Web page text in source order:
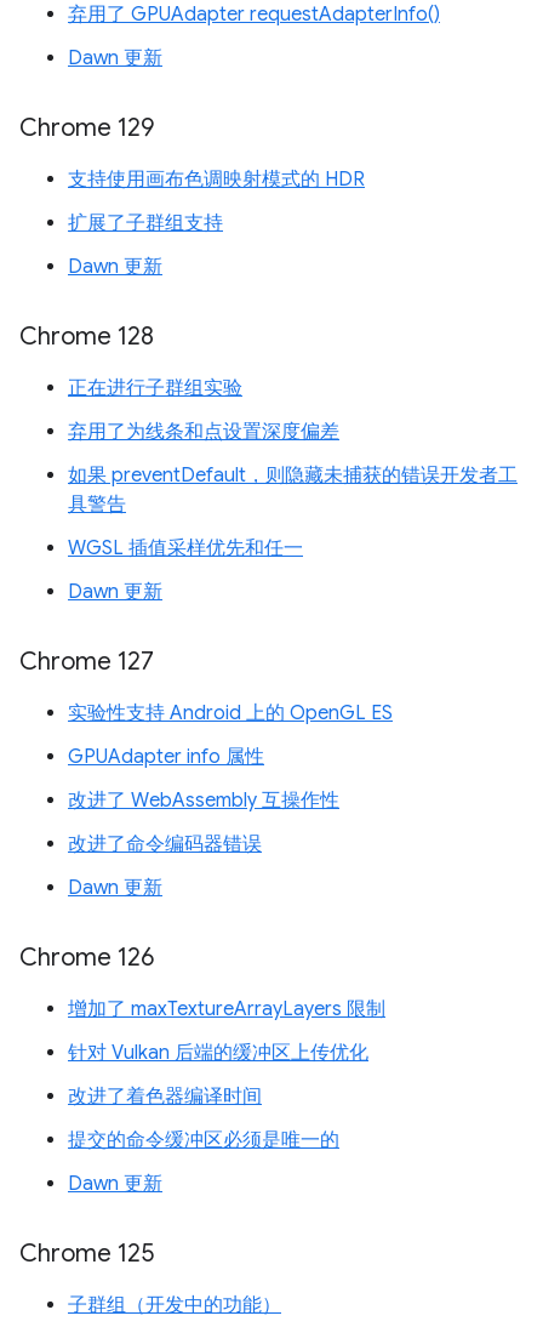
弃用了 GPUAdapter requestAdapterInfo()
Dawn 更新
Chrome 129
支持使用画布色调映射模式的 HDR
扩展了子群组支持
Dawn 更新
Chrome 128
正在进行子群组实验
弃用了为线条和点设置深度偏差
如果 preventDefault，则隐藏未捕获的错误开发者工
具警告
WGSL 插值采样优先和任一
Dawn 更新
Chrome 127
实验性支持 Android 上的 OpenGL ES
GPUAdapter info 属性
改进了 WebAssembly 互操作性
改进了命令编码器错误
Dawn 更新
Chrome 126
增加了 maxTextureArrayLayers 限制
针对 Vulkan 后端的缓冲区上传优化
改进了着色器编译时间
提交的命令缓冲区必须是唯一的
Dawn 更新
Chrome 125
子群组（开发中的功能）